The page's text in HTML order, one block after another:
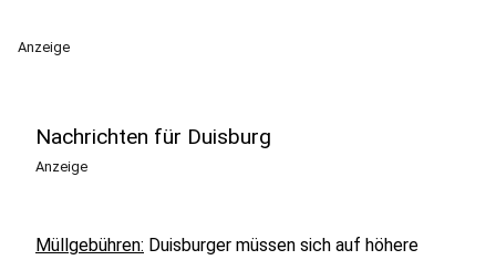
Anzeige
Nachrichten für Duisburg
Anzeige
Müllgebühren: Duisburger müssen sich auf höhere